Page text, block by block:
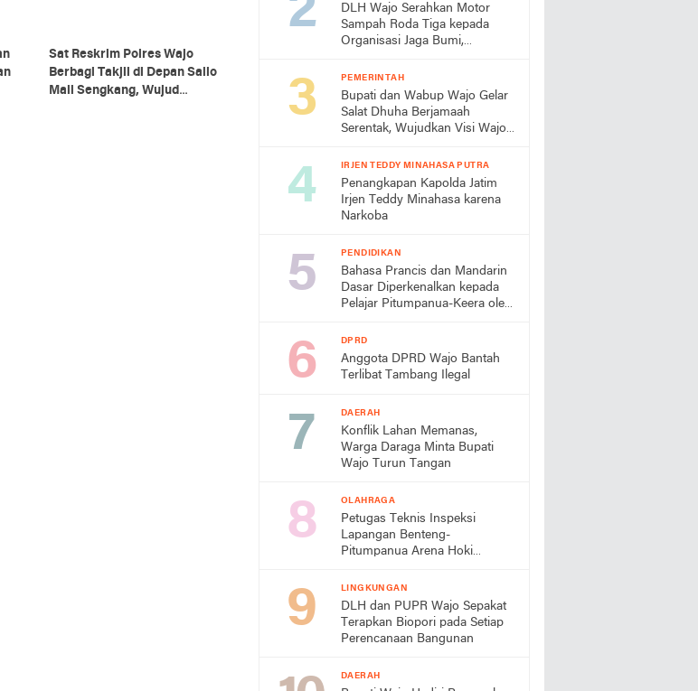
Sat Reskrim Polres Wajo
Berbagi Takjil di Depan Sallo
Mall Sengkang, Wujud
DLH Wajo Serahkan Motor
Sampah Roda Tiga kepada
Organisasi Jaga Bumi,
Gerakan PISOTA'
PEMERINTAH
Bupati dan Wabup Wajo Gelar
Salat Dhuha Berjamaah
Serentak, Wujudkan Visi Wajo
IRJEN TEDDY MINAHASA PUTRA
Penangkapan Kapolda Jatim
Irjen Teddy Minahasa karena
Narkoba
PENDIDIKAN
Bahasa Prancis dan Mandarin
Dasar Diperkenalkan kepada
Pelajar Pitumpanua-Keera oleh
Wajo
DPRD
Anggota DPRD Wajo Bantah
Terlibat Tambang Ilegal
DAERAH
Konflik Lahan Memanas,
Warga Daraga Minta Bupati
Wajo Turun Tangan
OLAHRAGA
Petugas Teknis Inspeksi
Lapangan Benteng-
Pitumpanua Arena Hoki
LINGKUNGAN
DLH dan PUPR Wajo Sepakat
Terapkan Biopori pada Setiap
Perencanaan Bangunan
DAERAH